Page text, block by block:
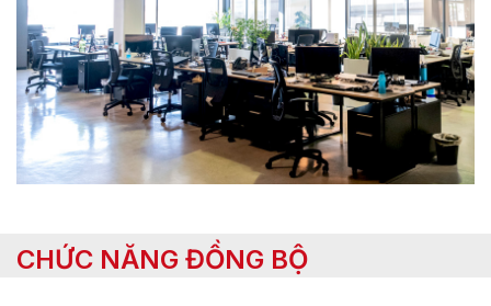
CHỨC NĂNG ĐỒNG BỘ